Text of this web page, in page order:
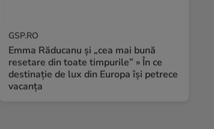
GSP.RO
Emma Răducanu și „cea mai bună
resetare din toate timpurile” » În ce
destinație de lux din Europa își petrece
vacanța